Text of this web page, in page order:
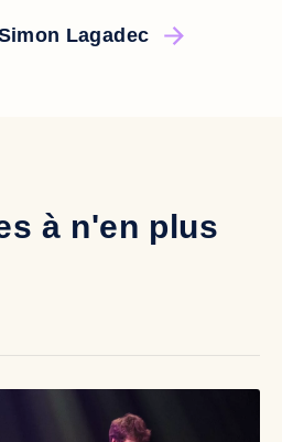
Lagadec
à n'en plus